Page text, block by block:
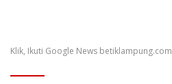
Klik, Ikuti Google News betiklampung.com